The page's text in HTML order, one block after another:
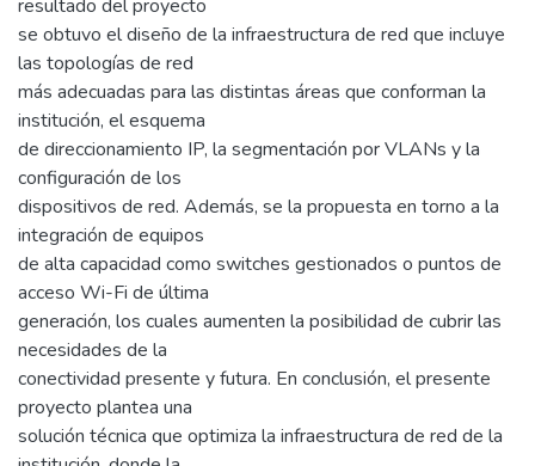
resultado del proyecto
se obtuvo el diseño de la infraestructura de red que incluye
las topologías de red
más adecuadas para las distintas áreas que conforman la
institución, el esquema
de direccionamiento IP, la segmentación por VLANs y la
configuración de los
dispositivos de red. Además, se la propuesta en torno a la
integración de equipos
de alta capacidad como switches gestionados o puntos de
acceso Wi-Fi de última
generación, los cuales aumenten la posibilidad de cubrir las
necesidades de la
conectividad presente y futura. En conclusión, el presente
proyecto plantea una
solución técnica que optimiza la infraestructura de red de la